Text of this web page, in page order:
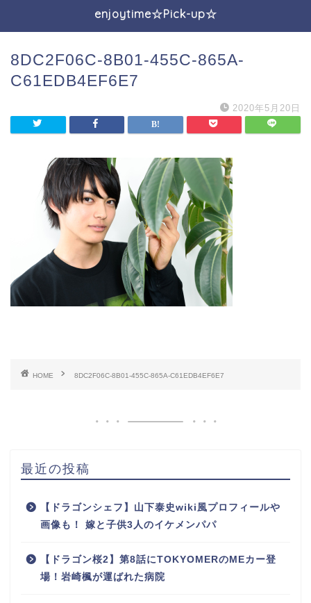
enjoytime☆Pick-up☆
8DC2F06C-8B01-455C-865A-
C61EDB4EF6E7
2020年5月20日
HOME 8DC2F06C-8B01-455C-865A-C61EDB4EF6E7
最近の投稿
【ドラゴンシェフ】山下泰史wiki風プロフィールや
画像も！ 嫁と子供3人のイケメンパパ
【ドラゴン桜2】第8話にTOKYOMERのMEカー登
場！岩崎楓が運ばれた病院